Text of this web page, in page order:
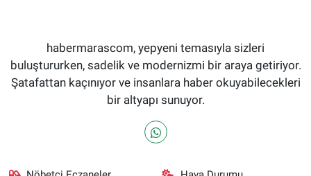
habermarascom, yepyeni temasıyla sizleri
buluştururken, sadelik ve modernizmi bir araya getiriyor.
Şatafattan kaçınıyor ve insanlara haber okuyabilecekleri
bir altyapı sunuyor.